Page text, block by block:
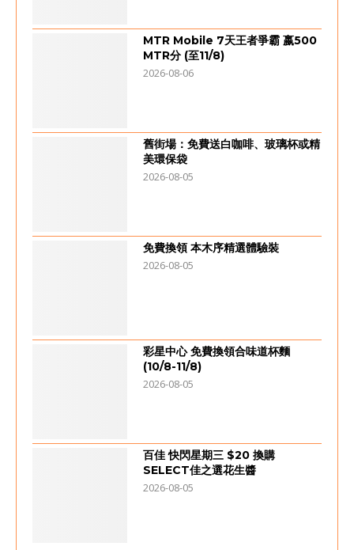
MTR Mobile 7天王者爭霸 嬴500
MTR分 (至11/8)
2026-08-06
舊街場：免費送白咖啡、玻璃杯或精
美環保袋
2026-08-05
免費換領 本木序精選體驗裝
2026-08-05
彩星中心 免費換領合味道杯麵
(10/8-11/8)
2026-08-05
百佳 快閃星期三 $20 換購
SELECT佳之選花生醬
2026-08-05